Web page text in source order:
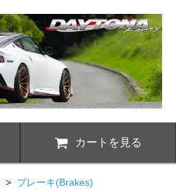
カートを見る
> ブレーキ(Brakes)